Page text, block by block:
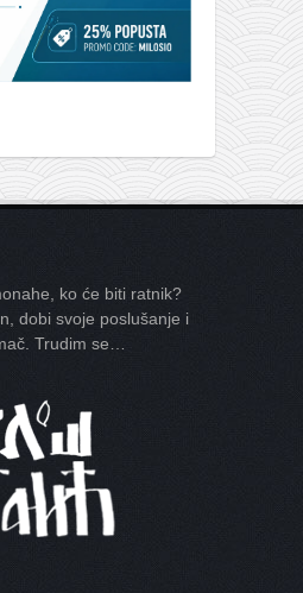
ko će biti ratnik?
dobi svoje poslušanje i
Trudim se…